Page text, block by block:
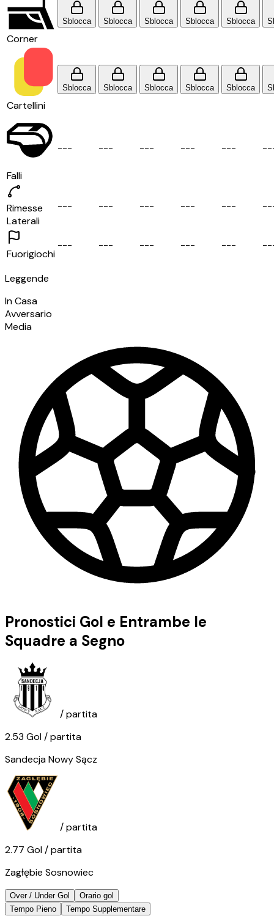
Corner
Sblocca Sblocca Sblocca Sblocca Sblocca
Cartellini
Sblocca Sblocca Sblocca Sblocca Sblocca
Falli
--- --- --- --- --- --
Rimesse
Laterali
--- --- --- --- --- --
Fuorigiochi
--- --- --- --- --- --
Leggende
In Casa
Avversario
Media
Pronostici Gol e Entrambe le
Squadre a Segno
/ partita
2.53 Gol/ partita
Sandecja Nowy Sącz
/ partita
2.77 Gol/ partita
Zagłębie Sosnowiec
Over / Under Gol
Orario gol
Tempo Pieno
Tempo Supplementare